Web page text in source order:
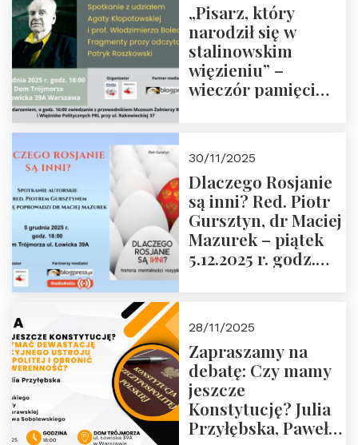
„Pisarz, który
narodził się w
stalinowskim
więzieniu” –
wieczór pamięci
zwiedzanie
Muzeum Żołnierzy
Wyklętych i
Więźniów
Politycznych PRL o
godz. 16:00 – 19
30/11/2025
Dlaczego Rosjanie
są inni? Red. Piotr
Gursztyn, dr Maciej
Mazurek – piątek
5.12.2025 r. godz.
28/11/2025
Zapraszamy na
debatę: Czy mamy
jeszcze
Konstytucję? Julia
Przyłębska, Paweł